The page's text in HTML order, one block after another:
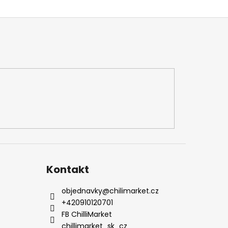
Kontakt
objednavky@chilimarket.cz
+420910120701
FB ChilliMarket